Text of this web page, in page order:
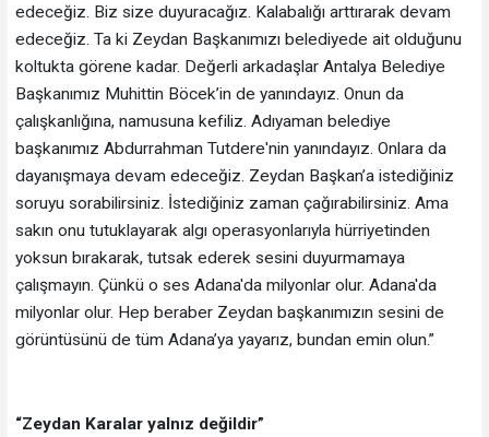
edeceğiz. Biz size duyuracağız. Kalabalığı arttırarak devam
edeceğiz. Ta ki Zeydan Başkanımızı belediyede ait olduğunu
koltukta görene kadar. Değerli arkadaşlar Antalya Belediye
Başkanımız Muhittin Böcek’in de yanındayız. Onun da
çalışkanlığına, namusuna kefiliz. Adıyaman belediye
başkanımız Abdurrahman Tutdere'nin yanındayız. Onlara da
dayanışmaya devam edeceğiz. Zeydan Başkan’a istediğiniz
soruyu sorabilirsiniz. İstediğiniz zaman çağırabilirsiniz. Ama
sakın onu tutuklayarak algı operasyonlarıyla hürriyetinden
yoksun bırakarak, tutsak ederek sesini duyurmamaya
çalışmayın. Çünkü o ses Adana'da milyonlar olur. Adana'da
milyonlar olur. Hep beraber Zeydan başkanımızın sesini de
görüntüsünü de tüm Adana’ya yayarız, bundan emin olun.”
“Zeydan Karalar yalnız değildir”